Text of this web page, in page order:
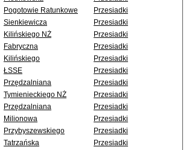
Pogotowie Ratunkowe
Przesiadki
Sienkiewicza
Przesiadki
Kilińskiego NŻ
Przesiadki
Fabryczna
Przesiadki
Kilińskiego
Przesiadki
ŁSSE
Przesiadki
Przędzalniana
Przesiadki
Tymienieckiego NŻ
Przesiadki
Przędzalniana
Przesiadki
Milionowa
Przesiadki
Przybyszewskiego
Przesiadki
Tatrzańska
Przesiadki